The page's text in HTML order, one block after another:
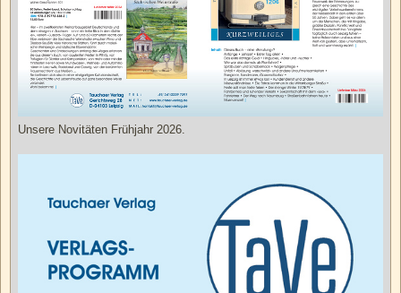
Unsere Novitäten Frühjahr 2026.